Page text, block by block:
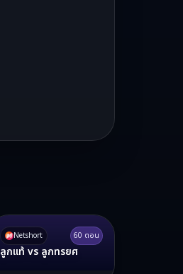
Netshort 60 ตอน
ลูกแท้ vs ลูกทรยศ